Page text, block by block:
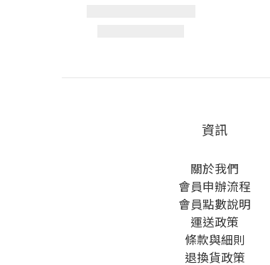
資訊
關於我們
會員申辦流程
會員點數說明
運送政策
條款與細則
退換貨政策